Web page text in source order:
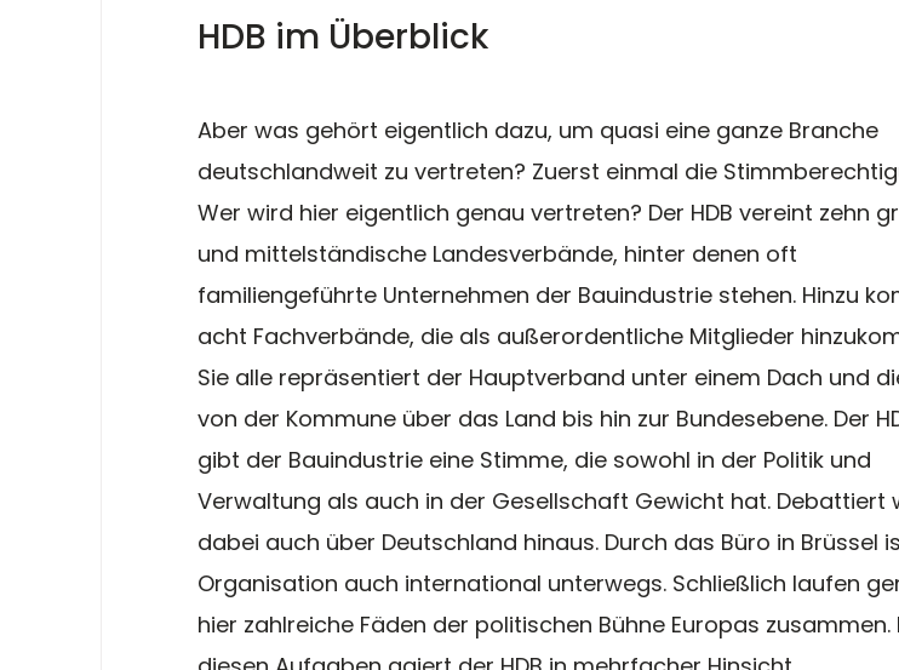
HDB im Überblick
Aber was gehört eigentlich dazu, um quasi eine ganze Branche
deutschlandweit zu vertreten? Zuerst einmal die
Wer wird hier eigentlich genau vertreten? Der HDB vereint zehn
und mittelständische Landesverbände, hinter denen oft
familiengeführte Unternehmen der Bauindustrie stehen. Hinzu
acht Fachverbände, die als außerordentliche Mitglieder
Sie alle repräsentiert der Hauptverband unter einem Dach und
von der Kommune über das Land bis hin zur Bundesebene. Der
gibt der Bauindustrie eine Stimme, die sowohl in der Politik und
Verwaltung als auch in der Gesellschaft Gewicht hat. Debattiert
dabei auch über Deutschland hinaus. Durch das Büro in Brüssel
Organisation auch international unterwegs. Schließlich laufen
hier zahlreiche Fäden der politischen Bühne Europas zusammen.